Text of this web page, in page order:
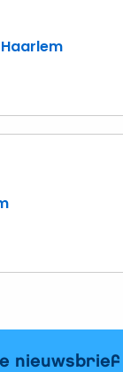
nieuwsbrief